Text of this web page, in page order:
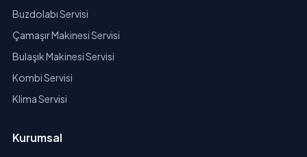
Buzdolabı Servisi
Çamaşır Makinesi Servisi
Bulaşık Makinesi Servisi
Kombi Servisi
Klima Servisi
Kurumsal